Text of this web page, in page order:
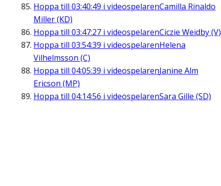
Hoppa till 03:40:49 i videospelarenCamilla Rinaldo
Miller (KD)
Hoppa till 03:47:27 i videospelarenCiczie Weidby (V)
Hoppa till 03:54:39 i videospelarenHelena
Vilhelmsson (C)
Hoppa till 04:05:39 i videospelarenJanine Alm
Ericson (MP)
Hoppa till 04:14:56 i videospelarenSara Gille (SD)